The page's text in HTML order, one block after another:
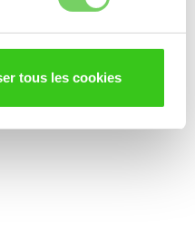
tous les cookies